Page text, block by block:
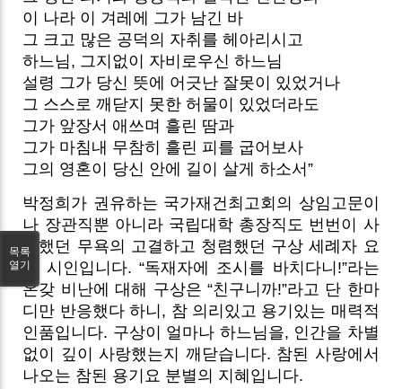
이 나라 이 겨레에 그가 남긴 바
그 크고 많은 공덕의 자취를 헤아리시고
하느님, 그지없이 자비로우신 하느님
설령 그가 당신 뜻에 어긋난 잘못이 있었거나
그 스스로 깨닫지 못한 허물이 있었더라도
그가 앞장서 애쓰며 흘린 땀과
그가 마침내 무참히 흘린 피를 굽어보사
그의 영혼이 당신 안에 길이 살게 하소서”
박정희가 권유하는 국가재건최고회의 상임고문이
나 장관직뿐 아니라 국립대학 총장직도 번번이 사
양했던 무욕의 고결하고 청렴했던 구상 세례자 요
한 시인입니다. “독재자에 조시를 바치다니!”라는
온갖 비난에 대해 구상은 “친구니까!”라고 단 한마
디만 반응했다 하니, 참 의리있고 용기있는 매력적
인품입니다. 구상이 얼마나 하느님을, 인간을 차별
없이 깊이 사랑했는지 깨닫습니다. 참된 사랑에서
나오는 참된 용기요 분별의 지혜입니다.
목록
열기